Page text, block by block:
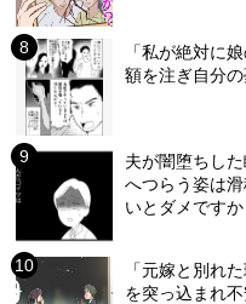
「私が絶対に
額を注ぎ自分
夫が闇堕ちし
へつらう姿は
いとダメですか
「元嫁と別れ
を突っ込まれ